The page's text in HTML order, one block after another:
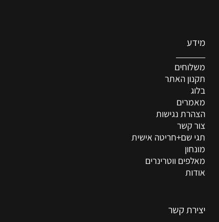
מידע
משלוחים
תקנון האתר
בלוג
מאמרים
הצהרת נגישות
צור קשר
תגי שם+חריטה אישית
מונחון
מאלפים ווטרינרים
אודות
יצירת קשר